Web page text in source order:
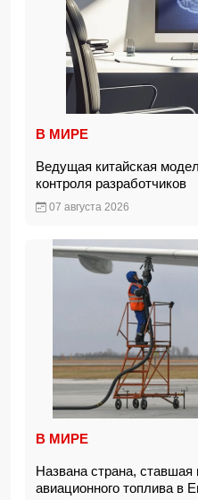
В МИРЕ
Ведущая китайская
контроля разработчиков
07 августа 2026
В МИРЕ
Названа страна,
авиационного топлива в